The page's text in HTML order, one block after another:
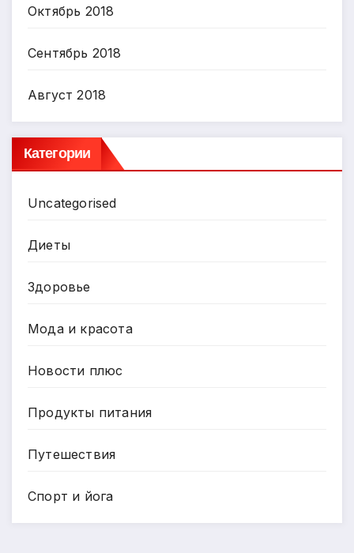
Октябрь 2018
Сентябрь 2018
Август 2018
Категории
Uncategorised
Диеты
Здоровье
Мода и красота
Новости плюс
Продукты питания
Путешествия
Спорт и йога